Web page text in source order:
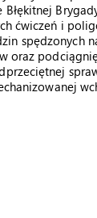
ćwiczeń i
spędzonych
oraz